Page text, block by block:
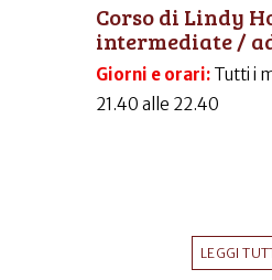
Corso di Lindy
intermediate /
Giorni e orari: Tutti i
21.40 alle 22.40
LEGGI